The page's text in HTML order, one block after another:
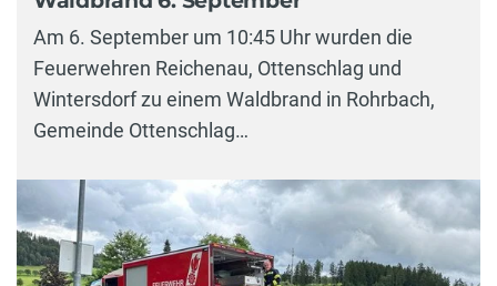
Am 6. September um 10:45 Uhr wurden die
Feuerwehren Reichenau, Ottenschlag und
Wintersdorf zu einem Waldbrand in Rohrbach,
Gemeinde Ottenschlag…